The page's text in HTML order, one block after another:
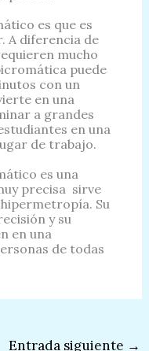
es que es
A diferencia de
mucho
puede
con un
en una
a grandes
en una
de trabajo.
es una
precisa sirve
Su
y su
en una
de todas
Entrada siguiente →